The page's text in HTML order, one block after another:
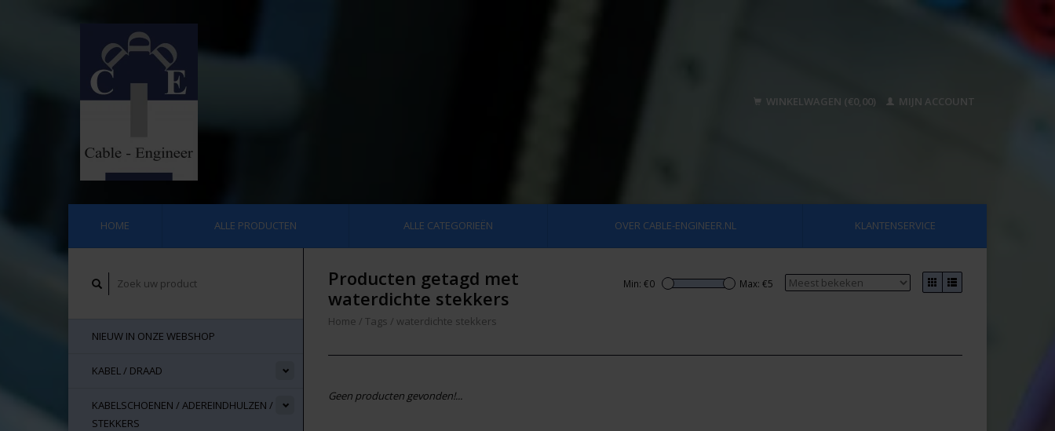
WINKELWAGEN (€0,00) MIJN ACCOUNT
HOME ALLE PRODUCTEN ALLE CATEGORIEËN OVER CABLE-ENGINEER.NL KLANTENSERVICE
NIEUW IN ONZE WEBSHOP
KABEL / DRAAD
KABELSCHOENEN / ADEREINDHULZEN /
STEKKERS
Producten getagd met
waterdichte stekkers
Home / Tags / waterdichte stekkers
Min: €0 Max: €5
Geen producten gevonden!...